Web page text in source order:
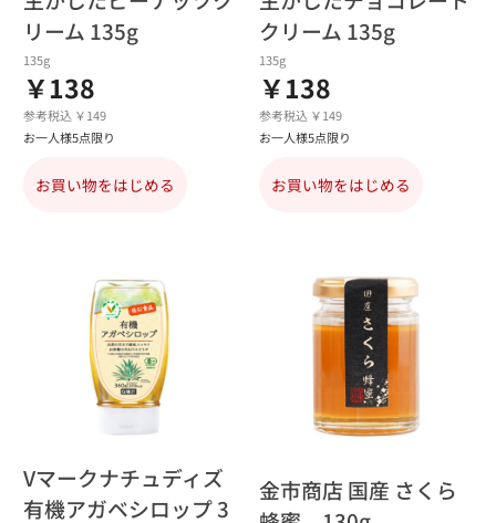
リーム 135g
135g
￥138
参考税込 ￥149
お一人様5点限り
お買い物をはじめる
クリーム 135g
135g
￥138
参考税込 ￥149
お一人様5点限り
お買い物をはじめる
Vマークナチュディズ
有機アガベシロップ 3
金市商店 国産 さくら